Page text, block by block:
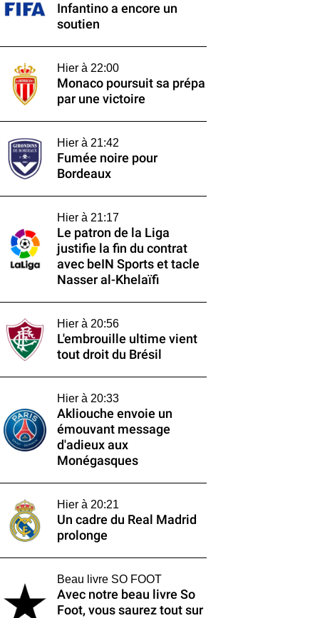
Infantino a encore un
soutien
Hier à 22:00
Monaco poursuit sa prépa
par une victoire
Hier à 21:42
Fumée noire pour
Bordeaux
Hier à 21:17
Le patron de la Liga
justifie la fin du contrat
avec beIN Sports et tacle
Nasser al-Khelaïfi
Hier à 20:56
L'embrouille ultime vient
tout droit du Brésil
Hier à 20:33
Akliouche envoie un
émouvant message
d'adieux aux
Monégasques
Hier à 20:21
Un cadre du Real Madrid
prolonge
Beau livre SO FOOT
Avec notre beau livre So
Foot, vous saurez tout sur